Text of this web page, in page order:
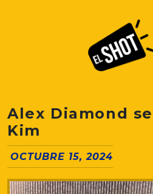
Alex Diamond
Kim
OCTUBRE 15, 2024